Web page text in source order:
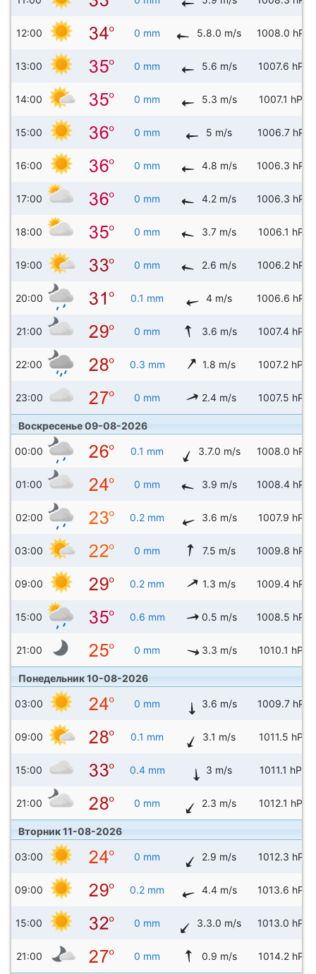
12:00 0 mm 5.8.0 m/s 1008.0 hPa
13:00 0 mm 5.6 m/s 1007.6 hPa
14:00 0 mm 5.3 m/s 1007.1 hPa
15:00 0 mm 5 m/s 1006.7 hPa
16:00 0 mm 4.8 m/s 1006.3 hPa
17:00 0 mm 4.2 m/s 1006.3 hPa
18:00 0 mm 3.7 m/s 1006.1 hPa
19:00 0 mm 2.6 m/s 1006.2 hPa
20:00 0.1 mm 4 m/s 1006.6 hPa
21:00 0 mm 3.6 m/s 1007.4 hPa
22:00 0.3 mm 1.8 m/s 1007.2 hPa
23:00 0 mm 2.4 m/s 1007.5 hPa
Воскресенье 09-08-2026
00:00 0.1 mm 3.7.0 m/s 1008.0 hPa
01:00 0 mm 3.9 m/s 1008.4 hPa
02:00 0.2 mm 3.6 m/s 1007.9 hPa
03:00 0 mm 7.5 m/s 1009.8 hPa
09:00 0.2 mm 1.3 m/s 1009.4 hPa
15:00 0.6 mm 0.5 m/s 1008.5 hPa
21:00 0 mm 3.3 m/s 1010.1 hPa
Понедельник 10-08-2026
03:00 0 mm 3.6 m/s 1009.7 hPa
09:00 0.1 mm 3.1 m/s 1011.5 hPa
15:00 0.4 mm 3 m/s 1011.1 hPa
21:00 0 mm 2.3 m/s 1012.1 hPa
Вторник 11-08-2026
03:00 0 mm 2.9 m/s 1012.3 hPa
09:00 0.2 mm 4.4 m/s 1013.6 hPa
15:00 0 mm 3.3.0 m/s 1013.0 hPa
21:00 0 mm 0.9 m/s 1014.2 hPa